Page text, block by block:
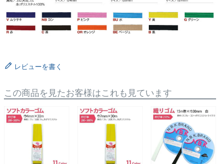
レビューを書く
この商品を見たお客様はこれも見ています